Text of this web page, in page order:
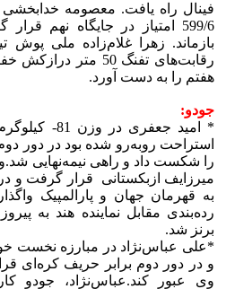
فینال راه یافت. معصومه خدابخشی
599/6 امتیاز در جایگاه نهم
بازماند. زهرا غلام‌زاده ملی پوش
هفتم را به دست آورد.
جودو:
* امید جعفری
استراحت روبه‌رو شده بود در دور دوم
را شکست داد و راهی نیمه‌نهایی
میرزایف ازبکستانی قرار گرفت و در
به قهرمان جهان و پارالمپیک
رده‌بندی مقابل نماینده هند به
برنز شد.
*علی عباس‌نژاد در مبارزه نخست
و در دور دوم برابر حریف کره‌ای